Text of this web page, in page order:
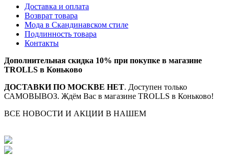
Доставка и оплата
Возврат товара
Мода в Скандинавском стиле
Подлинность товара
Контакты
Дополнительная скидка 10% при покупке в магазине
TROLLS в Коньково
ДОСТАВКИ ПО МОСКВЕ НЕТ. Доступен только
САМОВЫВОЗ. Ждём Вас в магазине TROLLS в Коньково!
ВСЕ НОВОСТИ И АКЦИИ В НАШЕМ